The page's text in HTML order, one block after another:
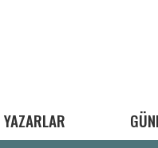
YAZARLAR